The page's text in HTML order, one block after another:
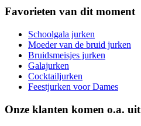
Favorieten van dit moment
Schoolgala jurken
Moeder van de bruid jurken
Bruidsmeisjes jurken
Galajurken
Cocktailjurken
Feestjurken voor Dames
Onze klanten komen o.a. uit